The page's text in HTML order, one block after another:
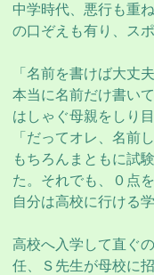
中学時代、悪行も重
の口ぞえも有り、ス
「名前を書けば大丈
本当に名前だけ書い
はしゃぐ母親をしり
「だってオレ、名前
もちろんまともに試
た。それでも、０点
自分は高校に行ける
高校へ入学して直ぐ
任、Ｓ先生が母校に